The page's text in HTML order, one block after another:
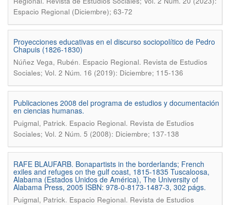
Espacio Regional (Diciembre); 63-72
Proyecciones educativas en el discurso sociopolítico de Pedro
Chapuis (1826-1830)
Núñez Vega, Rubén. Espacio Regional. Revista de Estudios
Sociales; Vol. 2 Núm. 16 (2019): Diciembre; 115-136
Publicaciones 2008 del programa de estudios y documentación
en ciencias humanas.
Puigmal, Patrick. Espacio Regional. Revista de Estudios
Sociales; Vol. 2 Núm. 5 (2008): Diciembre; 137-138
RAFE BLAUFARB. Bonapartists in the borderlands; French
exiles and refuges on the gulf coast, 1815-1835 Tuscaloosa,
Alabama (Estados Unidos de América), The University of
Alabama Press, 2005 ISBN: 978-0-8173-1487-3, 302 págs.
Puigmal, Patrick. Espacio Regional. Revista de Estudios